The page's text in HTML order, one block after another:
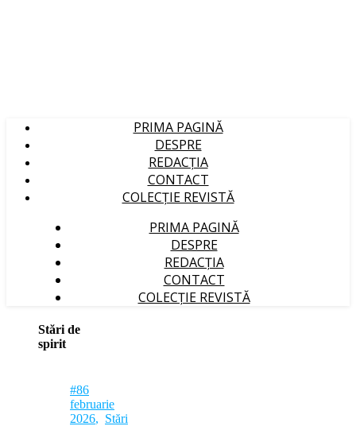
PRIMA PAGINĂ
DESPRE
REDACȚIA
CONTACT
COLECȚIE REVISTĂ
PRIMA PAGINĂ
DESPRE
REDACȚIA
CONTACT
COLECȚIE REVISTĂ
Stări de
spirit
#86
februarie
2026, Stări